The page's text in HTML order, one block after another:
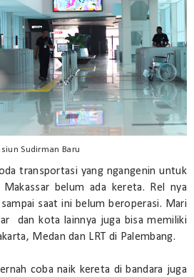
Sudirman Baru
transportasi yang ngangenin untuk
belum ada kereta. Rel nya
saat ini belum beroperasi. Mari
dan kota lainnya juga bisa memiliki
Medan dan LRT di Palembang.
coba naik kereta di bandara juga